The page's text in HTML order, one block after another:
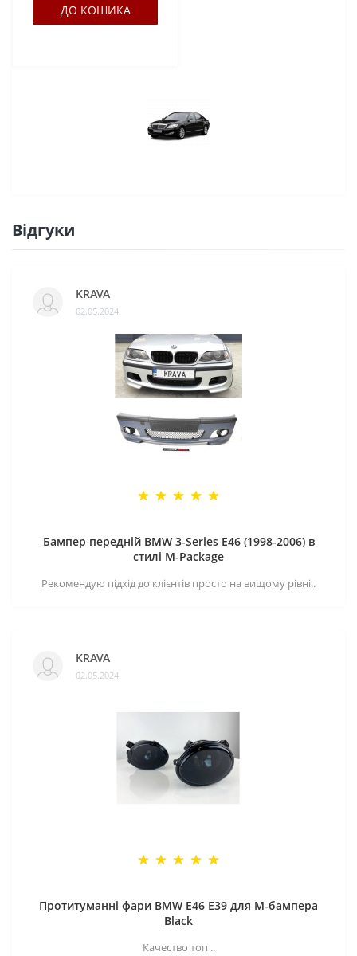
ДО КОШИКА
Відгуки
KRAVA
02.05.2024
Бампер передній BMW 3-Series E46 (1998-2006) в
стилі M-Package
Рекомендую підхід до клієнтів просто на вищому рівні..
KRAVA
02.05.2024
Протитуманні фари BMW E46 E39 для M-бампера
Black
Качество топ ..